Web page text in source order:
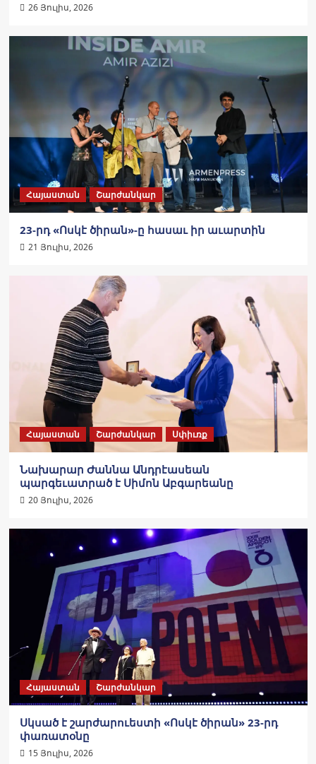
26 Յուլիս, 2026
Հայաստան Շարժանկար
23-րդ «Ոսկէ ծիրան»-ը հասաւ իր աւարտին
21 Յուլիս, 2026
Հայաստան Շարժանկար Սփիւռք
Նախարար Ժաննա Անդրէասեան
պարգեւատրած է Սիմոն Աբգարեանը
20 Յուլիս, 2026
Հայաստան Շարժանկար
Սկսած է շարժարուեստի «Ոսկէ ծիրան» 23-րդ
փառատօնը
15 Յուլիս, 2026